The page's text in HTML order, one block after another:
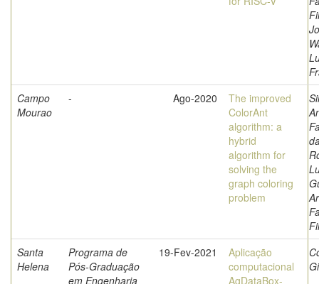
Campo
Mourao
- Ago-2020
The improved
ColorAnt
algorithm: a
hybrid
algorithm for
solving the
graph coloring
problem
Santa
Helena
Programa de
Pós-Graduação
em Engenharia
19-Fev-2021
Aplicação
computacional
AgDataBox-